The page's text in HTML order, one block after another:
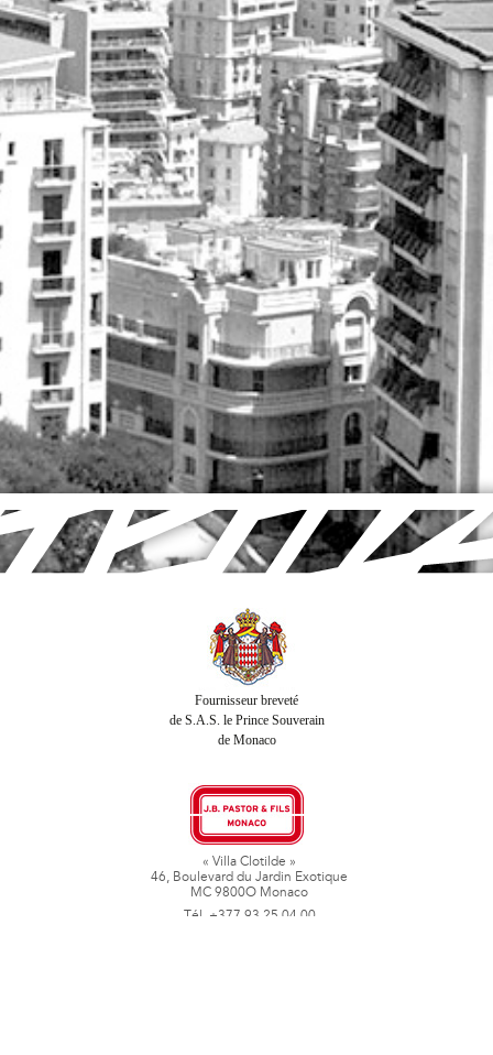
Fournisseur breveté
de S.A.S. le Prince Souverain
de Monaco
« Villa Clotilde »
46, Boulevard du Jardin Exotique
MC 9800O Monaco
Tél. +377 93 25 04 00